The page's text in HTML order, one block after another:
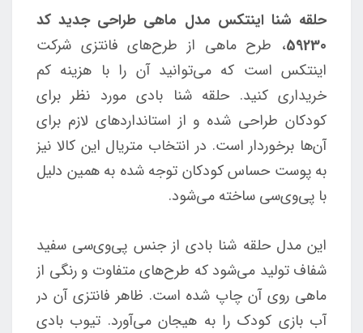
حلقه شنا اینتکس مدل ماهی طراحی جدید کد
59230، طرح ماهی از طرح‌های فانتزی شرکت
اینتکس است که می‌توانید آن را با هزینه کم
خریداری کنید. حلقه شنا بادی مورد نظر برای
کودکان طراحی شده و از استانداردهای لازم برای
آن‌ها برخوردار است. در انتخاب متریال این کالا نیز
به پوست حساس کودکان توجه شده به همین دلیل
با پی‌وی‌سی ساخته می‌شود.
این مدل حلقه شنا بادی از جنس پی‌وی‌سی سفید
شفاف تولید می‌شود که طرح‌های متفاوت و رنگی از
ماهی روی آن چاپ شده است. ظاهر فانتزی آن در
آب بازی کودک را به هیجان می‌آورد. تیوب بادی